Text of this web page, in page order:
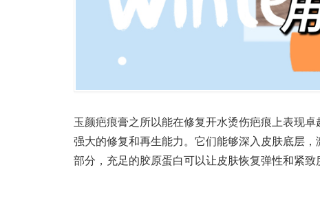
玉颜疤痕膏之所以能在修复开水烫伤疤痕上表现
强大的修复和再生能力。它们能够深入皮肤底层
部分，充足的胶原蛋白可以让皮肤恢复弹性和紧致